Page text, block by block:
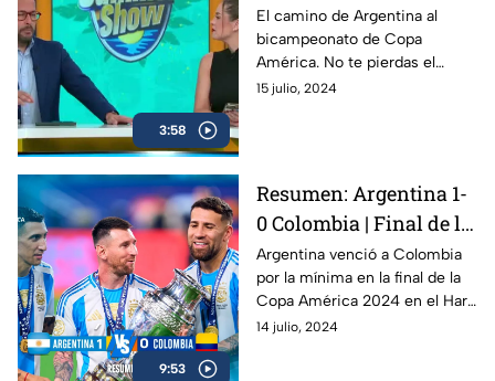
3:58
Copa América |
Summer Show
El camino de Argentina al
bicampeonato de Copa
América. No te pierdas el
Summer Show de lunes a
15 julio, 2024
9:53
Resumen: Argentina 1-
0 Colombia | Final de la
Copa América 2024
Argentina venció a Colombia
por la mínima en la final de la
Copa América 2024 en el Hard
Rock Stadium de Miami para
14 julio, 2024